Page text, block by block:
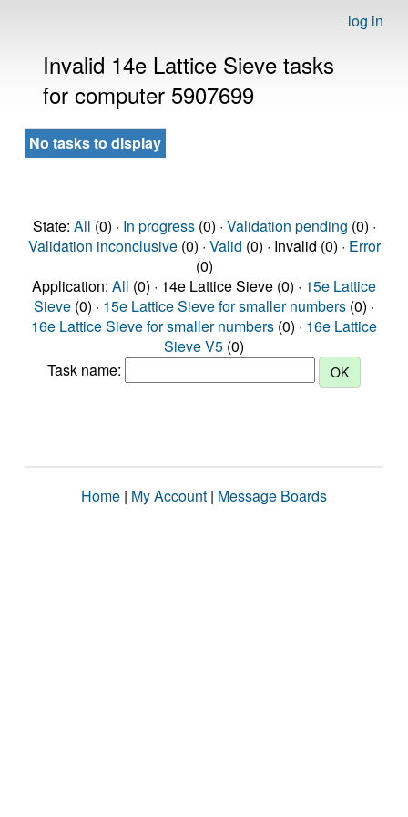
log in
Invalid 14e Lattice Sieve tasks
for computer 5907699
No tasks to display
State: All (0) · In progress(0) · Validation pending (0) ·
Validation inconclusive(0) · Valid (0) · Invalid (0) · Error
(0)
Application: All (0) · 14e Lattice Sieve (0) · 15e Lattice
Sieve (0) · 15e Lattice Sieve for smaller numbers (0) ·
16e Lattice Sieve for smaller numbers (0) · 16e Lattice
Sieve V5 (0)
Task name:
Home | My Account | Message Boards